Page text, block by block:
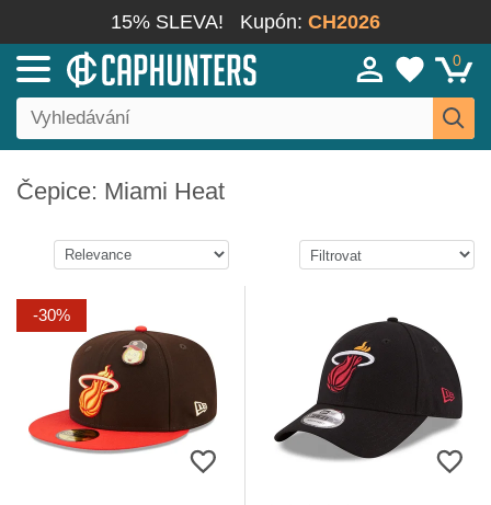
15% SLEVA! Kupón: CH2026
0
Čepice: Miami Heat
-30%